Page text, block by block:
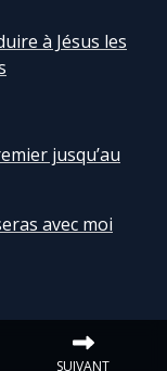
à Jésus les
jusqu’au
avec moi
SUIVANT